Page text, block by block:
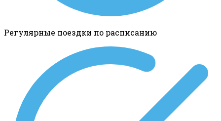
Регулярные поездки по расписанию